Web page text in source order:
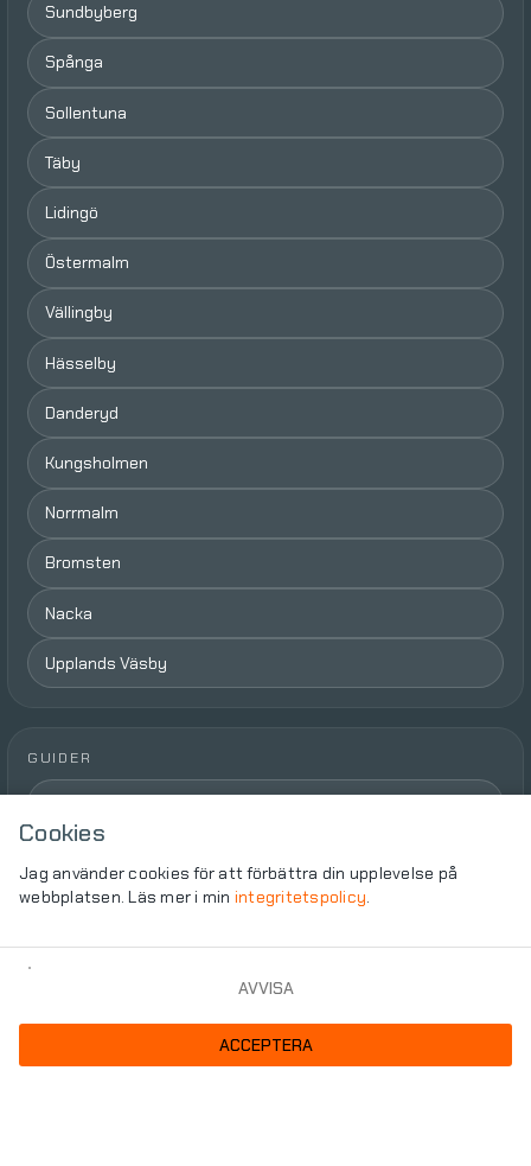
Sundbyberg
Spånga
Sollentuna
Täby
Lidingö
Östermalm
Vällingby
Hässelby
Danderyd
Kungsholmen
Norrmalm
Bromsten
Nacka
Upplands Väsby
GUIDER
Hur ofta ska man putsa fönster?
RUT-avdrag för fönsterputs 2026
Godkänd för F-skatt
phone
Cookies
Jag använder cookies för att förbättra din upplevelse på
webbplatsen. Läs mer i min integritetspolicy.
AVVISA
ACCEPTERA